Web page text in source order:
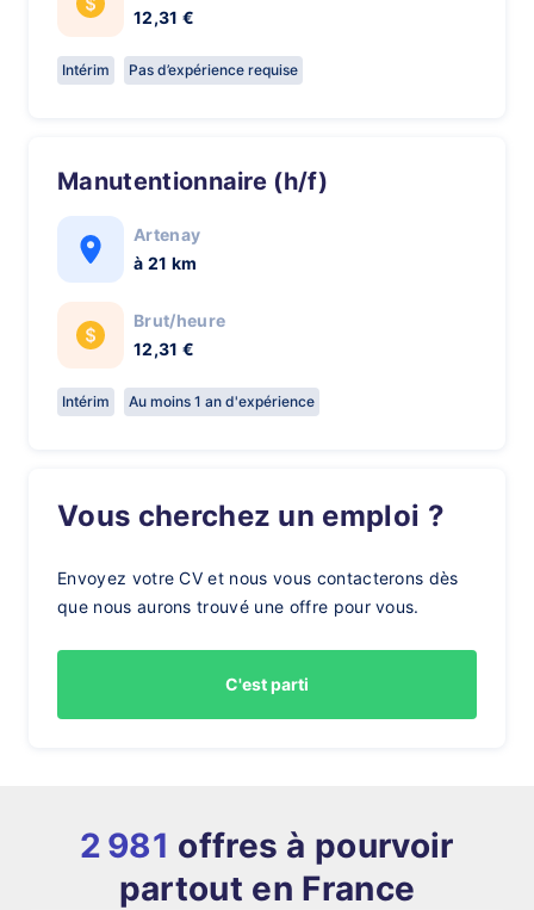
12,31 €
Intérim Pas d’expérience requise
Manutentionnaire (h/f)
Artenay
à 21 km
Brut/heure
12,31 €
Intérim Au moins 1 an d'expérience
Vous cherchez un emploi ?
Envoyez votre CV et nous vous contacterons dès
que nous aurons trouvé une offre pour vous.
C'est parti
2 981 offres à pourvoir
partout en France